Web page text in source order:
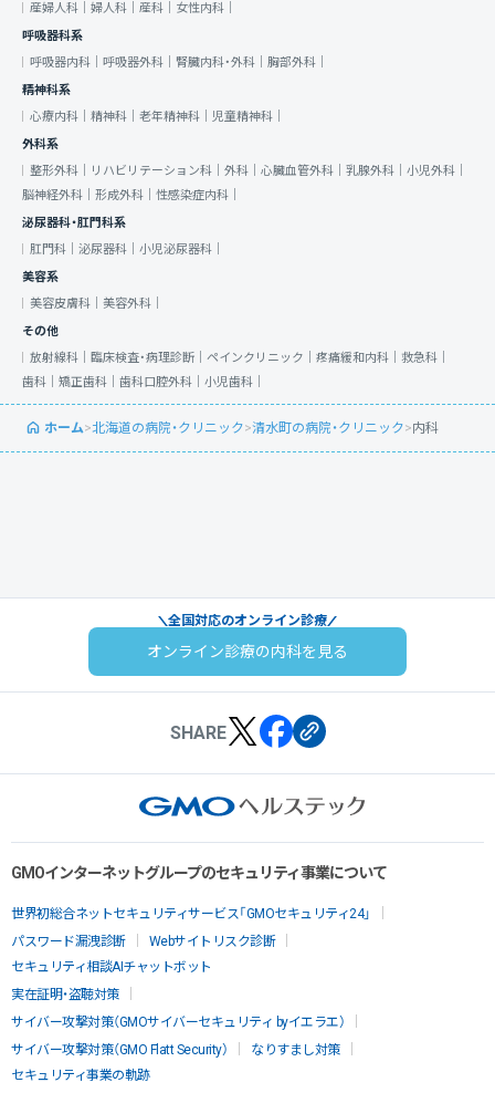
産婦人科｜ 婦人科｜ 産科｜ 女性内科｜
呼吸器科系
呼吸器内科｜ 呼吸器外科｜ 腎臓内科・外科｜ 胸部外科｜
精神科系
心療内科｜ 精神科｜ 老年精神科｜ 児童精神科｜
外科系
整形外科｜
リハビリテーション科｜ 外科｜ 心臓血管外科｜ 乳腺外科｜ 小児外科｜
脳神経外科｜ 形成外科｜ 性感染症内科｜
泌尿器科・肛門科系
肛門科｜ 泌尿器科｜ 小児泌尿器科｜
美容系
美容皮膚科｜ 美容外科｜
その他
放射線科｜ 臨床検査・病理診断｜ ペインクリニック｜ 疼痛緩和内科｜ 救急科｜
歯科｜ 矯正歯科｜ 歯科口腔外科｜ 小児歯科｜
ホーム>北海道の病院・クリニック>清水町の病院・クリニック>内科
全国対応のオンライン診療
オンライン診療の内科を見る
SHARE
GMOインターネットグループのセキュリティ事業について
世界初総合ネットセキュリティサービス「GMOセキュリティ24」
パスワード漏洩診断
Webサイトリスク診断
セキュリティ相談AIチャットボット
実在証明・盗聴対策
サイバー攻撃対策（GMOサイバーセキュリティ byイエラエ）
サイバー攻撃対策（GMO Flatt Security）
なりすまし対策
セキュリティ事業の軌跡